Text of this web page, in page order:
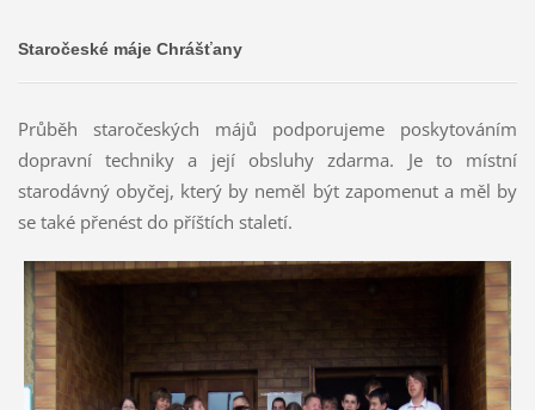
Staročeské máje Chrášťany
Průběh staročeských májů podporujeme poskytováním
dopravní techniky a její obsluhy zdarma. Je to místní
starodávný obyčej, který by neměl být zapomenut a měl by
se také přenést do příštích staletí.